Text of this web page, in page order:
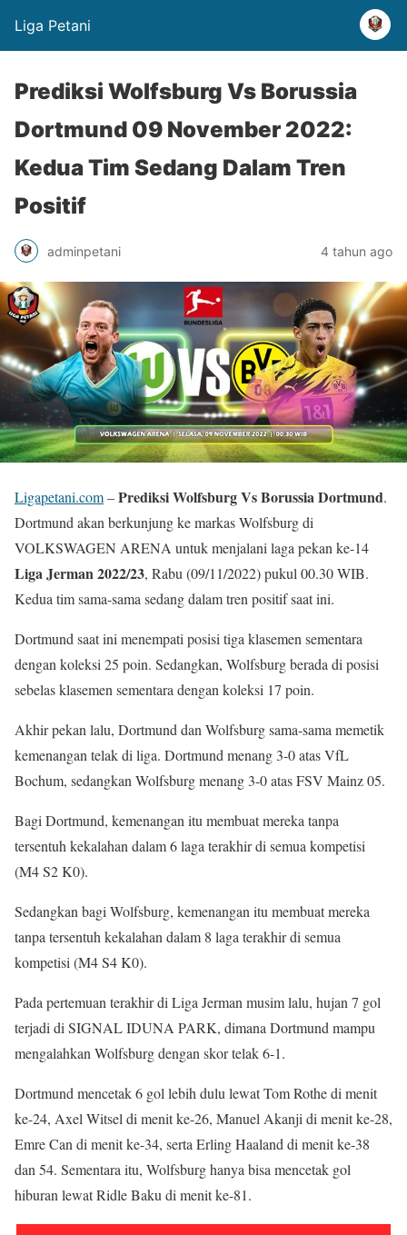
Liga Petani
Prediksi Wolfsburg Vs Borussia
Dortmund 09 November 2022:
Kedua Tim Sedang Dalam Tren
Positif
adminpetani 4 tahun ago
Ligapetani.com–Prediksi Wolfsburg Vs Borussia Dortmund.
Dortmund akan berkunjung ke markas Wolfsburg di
VOLKSWAGEN ARENA untuk menjalani laga pekan ke-14
Liga Jerman 2022/23, Rabu (09/11/2022) pukul 00.30 WIB.
Kedua tim sama-sama sedang dalam tren positif saat ini.
Dortmund saat ini menempati posisi tiga klasemen sementara
dengan koleksi 25 poin. Sedangkan, Wolfsburg berada di posisi
sebelas klasemen sementara dengan koleksi 17 poin.
Akhir pekan lalu, Dortmund dan Wolfsburg sama-sama memetik
kemenangan telak di liga. Dortmund menang 3-0 atas VfL
Bochum, sedangkan Wolfsburg menang 3-0 atas FSV Mainz 05.
Bagi Dortmund, kemenangan itu membuat mereka tanpa
tersentuh kekalahan dalam 6 laga terakhir di semua kompetisi
(M4 S2 K0).
Sedangkan bagi Wolfsburg, kemenangan itu membuat mereka
tanpa tersentuh kekalahan dalam 8 laga terakhir di semua
kompetisi (M4 S4 K0).
Pada pertemuan terakhir di Liga Jerman musim lalu, hujan 7 gol
terjadi di SIGNAL IDUNA PARK, dimana Dortmund mampu
mengalahkan Wolfsburg dengan skor telak 6-1.
Dortmund mencetak 6 gol lebih dulu lewat Tom Rothe di menit
ke-24, Axel Witsel di menit ke-26, Manuel Akanji di menit ke-28,
Emre Can di menit ke-34, serta Erling Haaland di menit ke-38
dan 54. Sementara itu, Wolfsburg hanya bisa mencetak gol
hiburan lewat Ridle Baku di menit ke-81.